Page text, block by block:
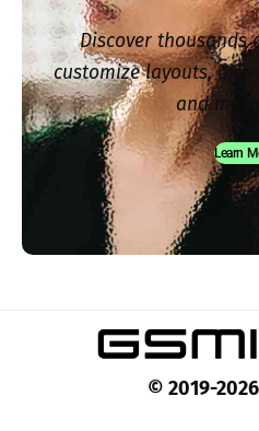
Discover thousands
customize layouts,
and
Learn
© 2019-